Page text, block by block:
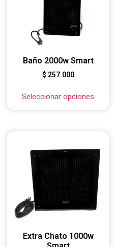
Baño 2000w Smart
$ 257.000
Seleccionar opciones
Extra Chato 1000w